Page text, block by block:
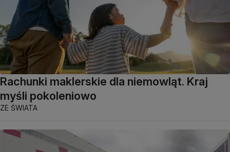
Rachunki maklerskie dla niemowląt. Kraj
myśli pokoleniowo
ZE ŚWIATA